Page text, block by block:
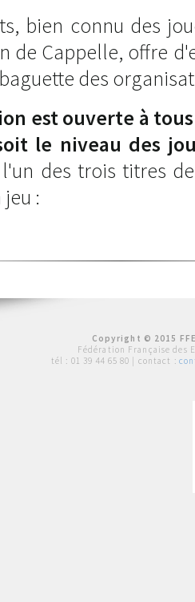
bien connu des
de Cappelle, offre
des
est ouverte à
le niveau des
des trois titres
:
Copyright © 2015
Fédération Française des
tél : 01 39 44 65 80 | contact :